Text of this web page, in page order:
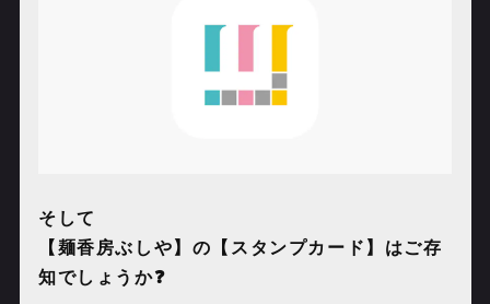
そして
【麺香房ぶしや】の【スタンプカード】はご存
知でしょうか❓